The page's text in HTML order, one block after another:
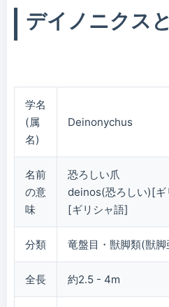
デイノニクス
学名
(属
名)
Deinonychus
名前
の意
味
恐ろしい爪
deinos(恐ろしい)[
[ギリシャ語]
分類 竜盤目・獣脚類(獣
全長 約2.5 - 4m